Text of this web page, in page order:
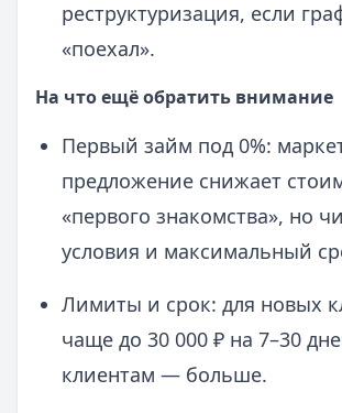
реструктуризация, если
«поехал».
На что ещё обратить внимание
Первый займ под 0%:
предложение снижает
«первого знакомства», но
условия и максимальный
Лимиты и срок: для новых
чаще до 30 000 ₽ на 7–30
клиентам — больше.